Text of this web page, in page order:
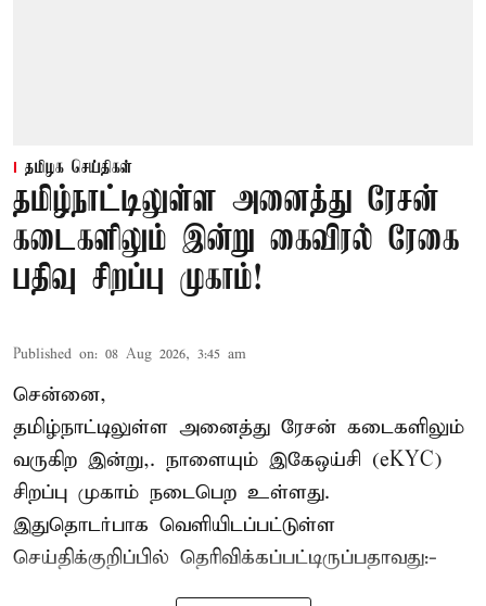
தமிழக செய்திகள்
தமிழ்நாட்டிலுள்ள அனைத்து ரேசன்
கடைகளிலும் இன்று கைவிரல் ரேகை
பதிவு சிறப்பு முகாம்!
Published on: 08 Aug 2026, 3:45 am
சென்னை,
தமிழ்நாட்டிலுள்ள அனைத்து ரேசன் கடைகளிலும்
வருகிற இன்று,. நாளையும் இகேஒய்சி (eKYC)
சிறப்பு முகாம் நடைபெற உள்ளது.
இதுதொடர்பாக வெளியிடப்பட்டுள்ள
செய்திக்குறிப்பில் தெரிவிக்கப்பட்டிருப்பதாவது:-